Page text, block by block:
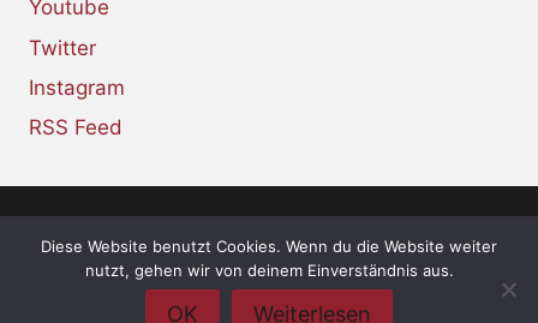
Youtube
Twitter
Instagram
RSS Feed
© 2026 whiskey-soda.de - the alternative
magazine •Impressum•Datenschutzerklärung
Diese Website benutzt Cookies. Wenn du die Website weiter
nutzt, gehen wir von deinem Einverständnis aus.
OK Weiterlesen